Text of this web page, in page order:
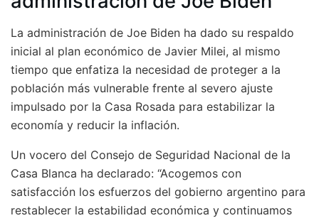
La administración de Joe Biden ha dado su respaldo
inicial al plan económico de Javier Milei, al mismo
tiempo que enfatiza la necesidad de proteger a la
población más vulnerable frente al severo ajuste
impulsado por la Casa Rosada para estabilizar la
economía y reducir la inflación.
Un vocero del Consejo de Seguridad Nacional de la
Casa Blanca ha declarado: “Acogemos con
satisfacción los esfuerzos del gobierno argentino para
restablecer la estabilidad económica y continuamos